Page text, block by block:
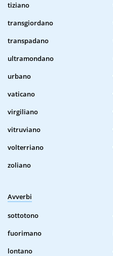
tiziano
transgiordano
transpadano
ultramondano
urbano
vaticano
virgiliano
vitruviano
volterriano
zoliano
Avverbi
sottotono
fuorimano
lontano